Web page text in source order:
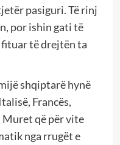
pasiguri. Të rinj
por ishin gati të
të drejtën ta
shqiptarë hynë
Francës,
Muret që për vite
nga rrugët e